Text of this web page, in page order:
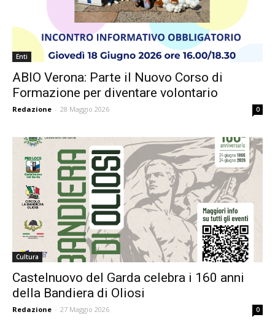
Enti
ABIO Verona: Parte il Nuovo Corso di
Formazione per diventare volontario
Redazione - 28 Maggio 2026 0
Cultura
Castelnuovo del Garda celebra i 160 anni
della Bandiera di Oliosi
Redazione - 27 Maggio 2026 0